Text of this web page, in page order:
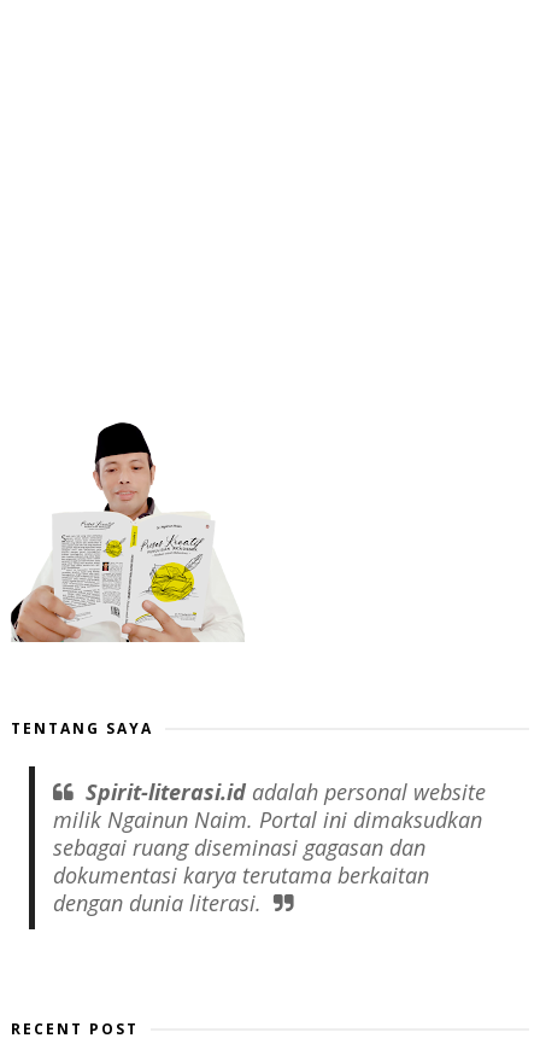
TENTANG SAYA
Spirit-literasi.idadalah personal website
milik Ngainun Naim. Portal ini dimaksudkan
sebagai ruang diseminasi gagasan dan
dokumentasi karya terutama berkaitan
dengan dunia literasi.
RECENT POST